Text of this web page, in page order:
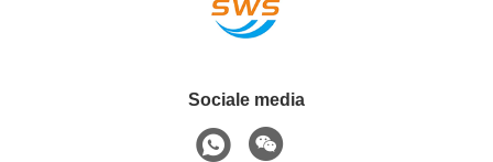
Sociale media